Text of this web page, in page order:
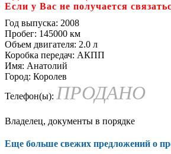
Если у Вас не получается
Год выпуска: 2008
Пробег: 145000 км
Объем двигателя: 2.0 л
Коробка передач: АКПП
Имя: Анатолий
Город: Королев
Телефон(ы): ПРОДАНО
Владелец, документы в порядке
Еще больше свежих предложений о